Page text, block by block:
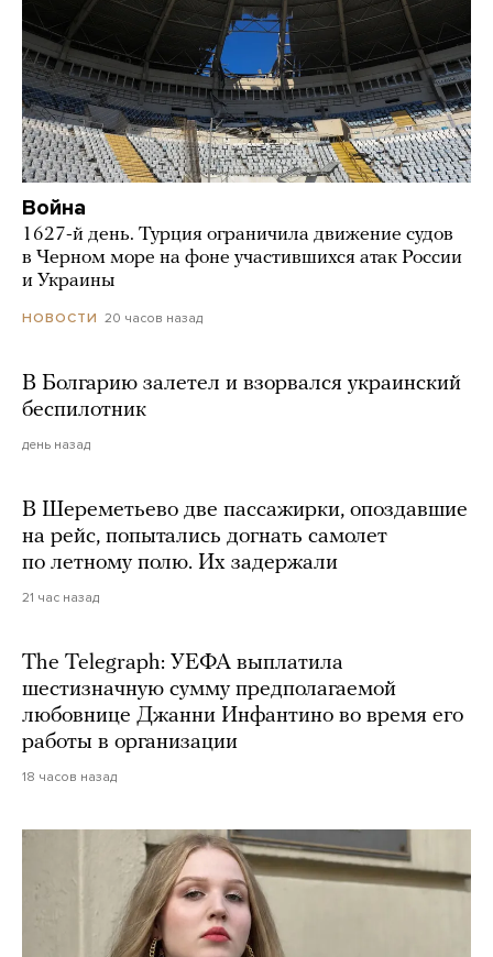
Война
1627-й день. Турция ограничила движение судов
в Черном море на фоне участившихся атак России
и Украины
НОВОСТИ 20 часов назад
В Болгарию залетел и взорвался украинский
беспилотник
день назад
В Шереметьево две пассажирки, опоздавшие
на рейс, попытались догнать самолет
по летному полю. Их задержали
21 час назад
The Telegraph: УЕФА выплатила
шестизначную сумму предполагаемой
любовнице Джанни Инфантино во время его
работы в организации
18 часов назад